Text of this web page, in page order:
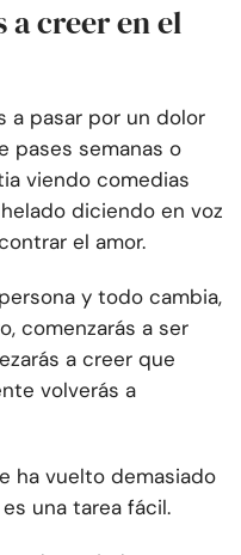
a creer en el
a pasar por un dolor
pases semanas o
viendo comedias
diciendo en voz
el amor.
y todo cambia,
comenzarás a ser
a creer que
volverás a
ha vuelto demasiado
una tarea fácil.